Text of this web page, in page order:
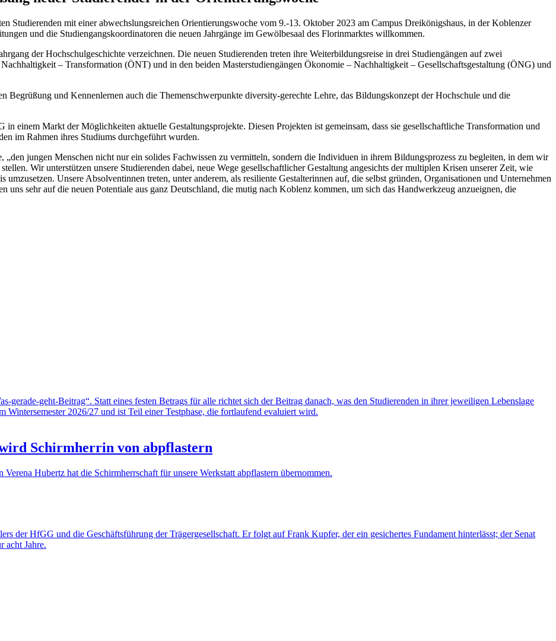
Studierenden mit einer abwechslungsreichen Orientierungswoche vom 9.-13. Oktober 2023 am Campus Dreikönigshaus, in der Koblenzer
und die Studiengangskoordinatoren die neuen Jahrgänge im Gewölbesaal des Florinmarktes willkommen.
der Hochschulgeschichte verzeichnen. Die neuen Studierenden treten ihre Weiterbildungsreise in drei Studiengängen auf zwei
– Transformation (ÖNT) und in den beiden Masterstudiengängen Ökonomie – Nachhaltigkeit – Gesellschaftsgestaltung (ÖNG) und
Begrüßung und Kennenlernen auch die Themenschwerpunkte diversity-gerechte Lehre, das Bildungskonzept der Hochschule und die
einem Markt der Möglichkeiten aktuelle Gestaltungsprojekte. Diesen Projekten ist gemeinsam, dass sie gesellschaftliche Transformation und
im Rahmen ihres Studiums durchgeführt wurden.
„den jungen Menschen nicht nur ein solides Fachwissen zu vermitteln, sondern die Individuen in ihrem Bildungsprozess zu begleiten, in dem wir
Wir unterstützen unsere Studierenden dabei, neue Wege gesellschaftlicher Gestaltung angesichts der multiplen Krisen unserer Zeit, wie
Unsere Absolventinnen treten, unter anderem, als resiliente Gestalterinnen auf, die selbst gründen, Organisationen und Unternehmen
sehr auf die neuen Potentiale aus ganz Deutschland, die mutig nach Koblenz kommen, um sich das Handwerkzeug anzueignen, die
gerade-geht-Beitrag“. Statt eines festen Betrags für alle richtet sich der Beitrag danach, was den Studierenden in ihrer jeweiligen Lebenslage
2026/27 und ist Teil einer Testphase, die fortlaufend evaluiert wird.
Schirmherrin von abpflastern
Hubertz hat die Schirmherrschaft für unsere Werkstatt abpflastern übernommen.
der HfGG und die Geschäftsführung der Trägergesellschaft. Er folgt auf Frank Kupfer, der ein gesichertes Fundament hinterlässt; der Senat
acht Jahre.